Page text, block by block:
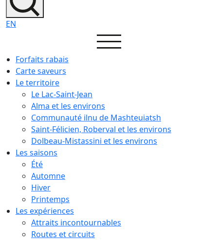
EN
Forfaits rabais
Carte saveurs
Le territoire
Le Lac-Saint-Jean
Alma et les environs
Communauté ilnu de Mashteuiatsh
Saint-Félicien, Roberval et les environs
Dolbeau-Mistassini et les environs
Les saisons
Été
Automne
Hiver
Printemps
Les expériences
Attraits incontournables
Routes et circuits